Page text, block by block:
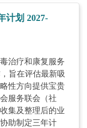
计划 2027-
治疗和康复服务
旨在评估最新吸
性方向提供宝贵
服务联会（社
集及整理后的业
助制定三年计